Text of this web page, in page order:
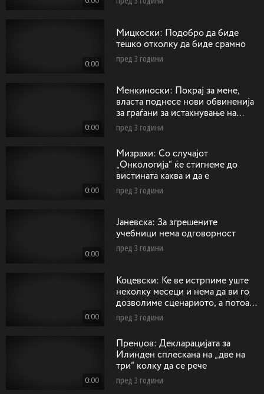
0:00
Мицкоски: Подобро да биде
тешко отколку да биде срамно
пред 3 години
0:00
Менкиноски: Покрај за мене,
власта поднесе нови обвиненија
за граѓани за истакнување на
сонцето од Кутлеш
пред 3 години
0:00
Mизрахи: Со случајот
„Онкологија“ ќе стигнеме до
вистината каква и да е
пред 3 години
0:00
Jaневска: За згрешените
учебници нема одговорност
пред 3 години
0:00
Коцевски: Ќе ве истрпиме уште
неколку месеци и нема да ви го
дозволиме сценариото, а потоа
ќе има одговорност
пред 3 години
0:00
Пренџов: Декларацијата за
Илинден сплескана на „две на
три“ колку да се рече
пред 3 години